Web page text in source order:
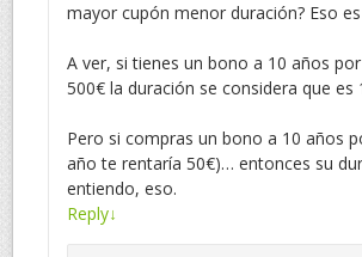
mayor cupón menor duración? Eso
A ver, si tienes un bono a 10 años
500€ la duración se considera que es
Pero si compras un bono a 10 años
año te rentaría 50€)… entonces su
entiendo, eso.
Reply↓